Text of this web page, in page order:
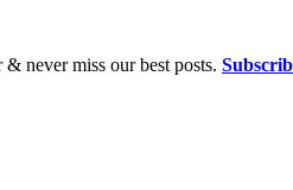
never miss our best posts.